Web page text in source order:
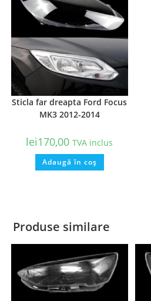
Sticla far dreapta Ford Focus
MK3 2012-2014
lei170,00 TVA inclus
Adaugă în coș
Produse similare